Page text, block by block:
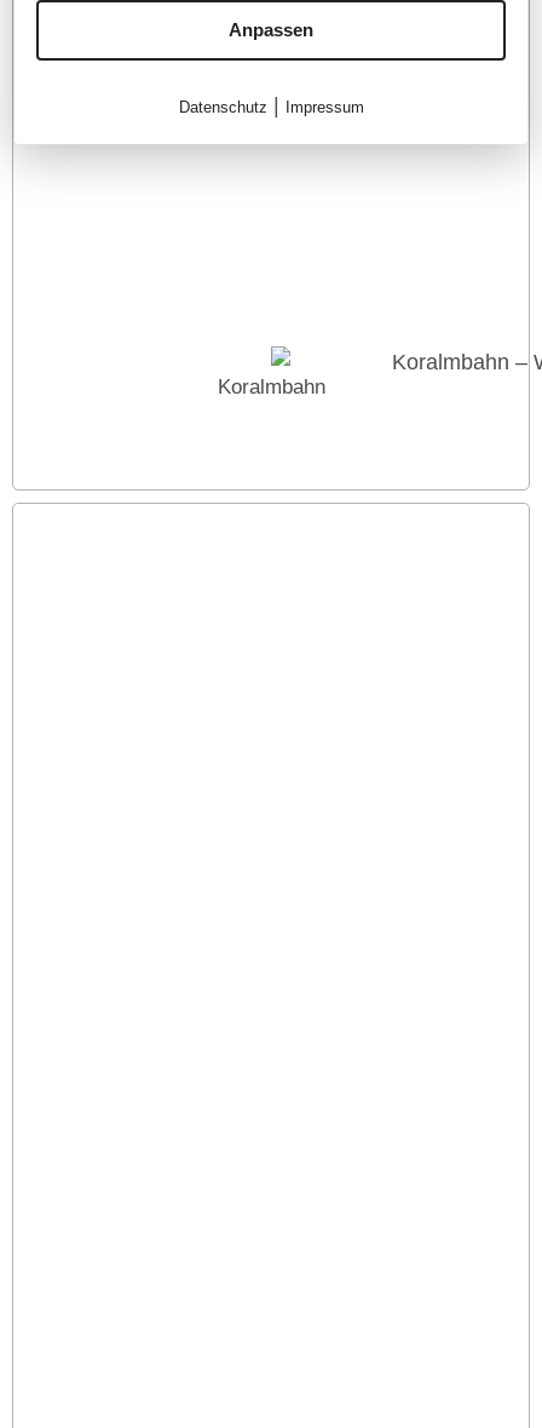
Koralmbahn
Anpassen
Datenschutz Impressum
Anpassen
Datenschutz Impressum